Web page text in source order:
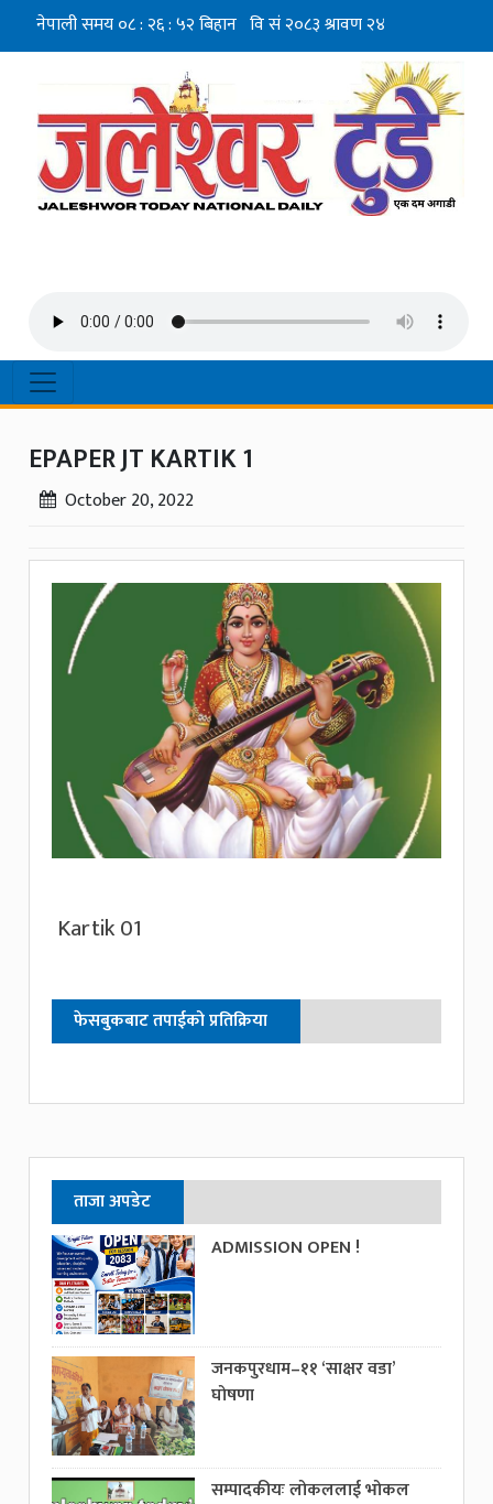
EPAPER JT KARTIK 1
October 20, 2022
Kartik 01
फेसबुकबाट तपाईको प्रतिक्रिया
ताजा अपडेट
ADMISSION OPEN !
जनकपुरधाम–११ ‘साक्षर वडा’
घोषणा
सम्पादकीयः लोकललाई भोकल